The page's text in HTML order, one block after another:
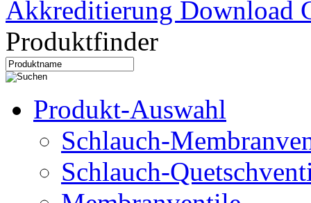
Akkreditierung Download
Produktfinder
Produkt-Auswahl
Schlauch-
Schlauch-